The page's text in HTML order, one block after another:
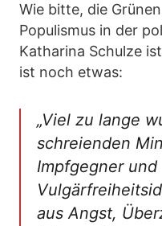
Wie bitte, die
Populismus in der
Katharina Schulze
ist noch etwas:
„Viel zu lange
schreienden
Impfgegner und
aus Angst,